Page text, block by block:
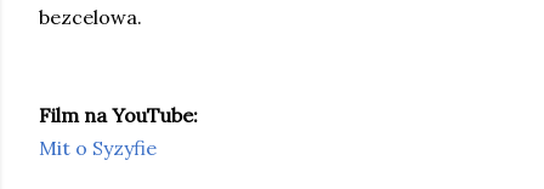
bezcelowa.
Film na YouTube:
Mit o Syzyfie